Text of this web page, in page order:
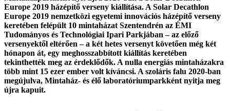
Europe 2019 házépítő verseny kiállítása. A Solar Decathlon
Europe 2019 nemzetközi egyetemi innovációs házépítő verseny
keretében felépült 10 mintaházat Szentendrén az ÉMI
Tudományos és Technológiai Ipari Parkjában – az előző
versenyektől eltérően – a két hetes versenyt követően még két
hónapon át, egy meghosszabbított kiállítás keretében
tekinthették meg az érdeklődők. A nulla energiás mintaházakra
több mint 15 ezer ember volt kíváncsi. A szoláris falu 2020-ban
megújulva, Mintaház- és élő laboratóriumparkként nyitja meg
újra kapuit.